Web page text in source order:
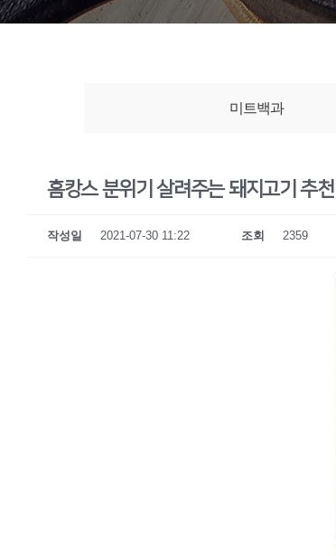
미트백과
홈캉스 분위기 살려주는 돼지고기 추
작성일 2021-07-30 11:22 조회 2359